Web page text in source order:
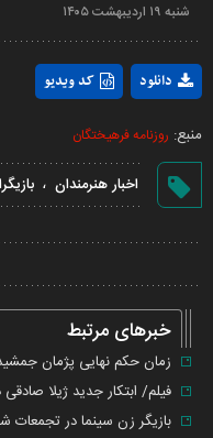
شنبه ۱۹ ارديبهشت ۱۴۰۵
کد ویدیو دانلود
منبع: روزنامه فرهیختگان
اخبار هنرمندان ،
خبرهای مرتبط
زمان حکم نهایی پژمان
فیلم/ ابتکار جدید ژیلا
بازیگر زن سینما در